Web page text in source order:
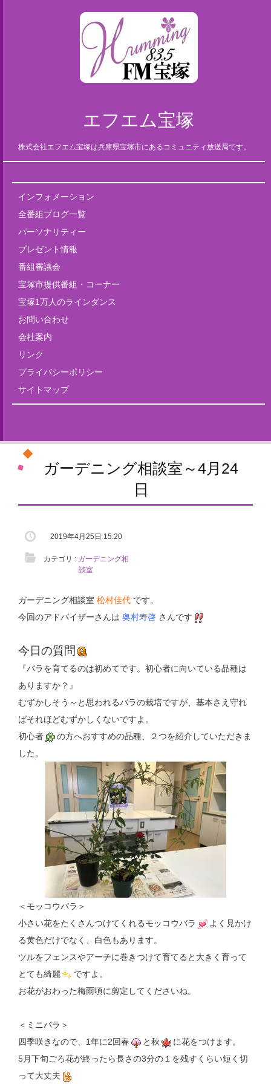
エフエム宝塚
株式会社エフエム宝塚は兵庫県宝塚市にあるコミュニティ放送局です。
インフォメーション
全番組ブログ一覧
パーソナリティー
プレゼント情報
番組審議会
宝塚市提供番組・コーナー
宝塚1万人のラインダンス
お問い合わせ
会社案内
リンク
プライバシーポリシー
サイトマップ
ガーデニング相談室～4月24
日
2019年4月25日 15:20
カテゴリ : ガーデニング相
談室
ガーデニング相談室 松村佳代 です。
今回のアドバイザーさんは 奥村寿啓 さんです
今日の質問
『バラを育てるのは初めてです。初心者に向いている品種は
ありますか？』
むずかしそう～と思われるバラの栽培ですが、基本さえ守れ
ばそれほどむずかしくないですよ。
初心者
の方へおすすめの品種、２つを紹介していただきま
した。
＜モッコウバラ＞
小さい花をたくさんつけてくれるモッコウバラ
よく見かけ
る黄色だけでなく、白色もあります。
ツルをフェンスやアーチに巻きつけて育てると大きく育って
とても綺麗
ですよ。
お花がおわった梅雨頃に剪定してくださいね。
＜ミニバラ＞
四季咲きなので、1年に2回春
と秋
に花をつけます。
5月下旬ごろ花が終ったら長さの3分の１を残すくらい短く切
って大丈夫